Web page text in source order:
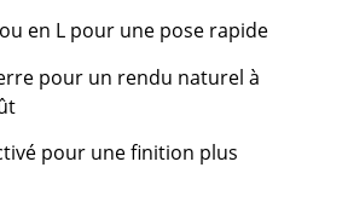
en L pour une pose rapide
pour un rendu naturel à
pour une finition plus